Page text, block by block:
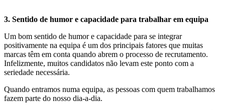
3. Sentido de humor e capacidade para trabalhar em equipa
Um bom sentido de humor e capacidade para se integrar
positivamente na equipa é um dos principais fatores que muitas
marcas têm em conta quando abrem o processo de recrutamento.
Infelizmente, muitos candidatos não levam este ponto com a
seriedade necessária.
Quando entramos numa equipa, as pessoas com quem trabalhamos
fazem parte do nosso dia-a-dia.